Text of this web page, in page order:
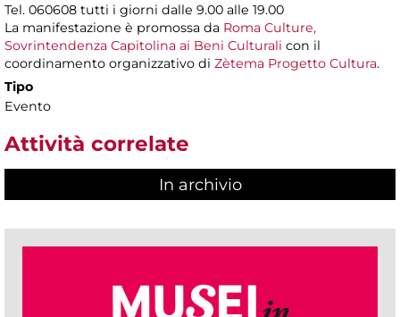
Tel. 060608 tutti i giorni dalle 9.00 alle 19.00
La manifestazione è promossa da Roma Culture,
Sovrintendenza Capitolina ai Beni Culturali con il
coordinamento organizzativo di Zètema Progetto Cultura.
Tipo
Evento
Attività correlate
In archivio